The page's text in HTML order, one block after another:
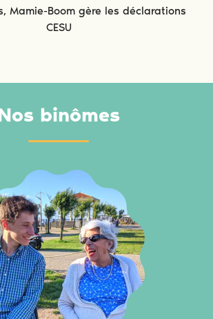
Mamie-Boom gère les déclarations
CESU
binômes